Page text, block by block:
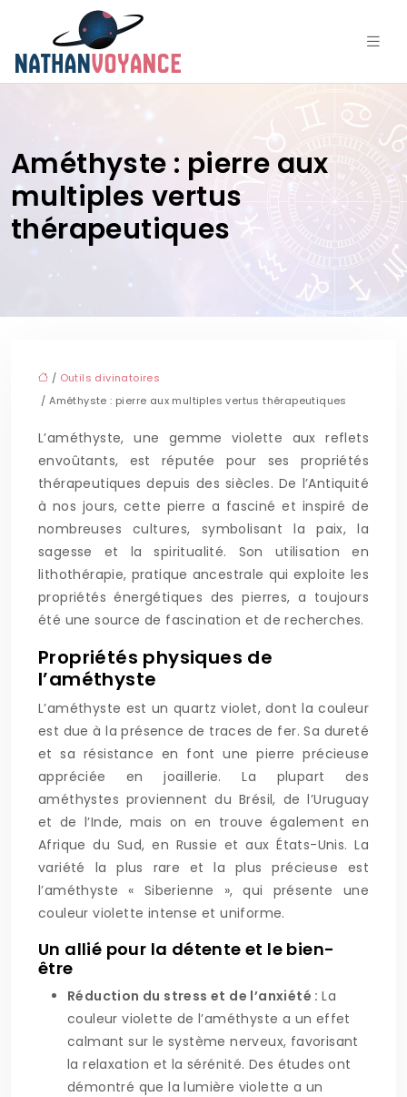
Améthyste : pierre aux
multiples vertus
thérapeutiques
/ Outils divinatoires
/ Améthyste : pierre aux multiples vertus thérapeutiques
L’améthyste, une gemme violette aux reflets
envoûtants, est réputée pour ses propriétés
thérapeutiques depuis des siècles. De l’Antiquité
à nos jours, cette pierre a fasciné et inspiré de
nombreuses cultures, symbolisant la paix, la
sagesse et la spiritualité. Son utilisation en
lithothérapie, pratique ancestrale qui exploite les
propriétés énergétiques des pierres, a toujours
été une source de fascination et de recherches.
Propriétés physiques de
l’améthyste
L’améthyste est un quartz violet, dont la couleur
est due à la présence de traces de fer. Sa dureté
et sa résistance en font une pierre précieuse
appréciée en joaillerie. La plupart des
améthystes proviennent du Brésil, de l’Uruguay
et de l’Inde, mais on en trouve également en
Afrique du Sud, en Russie et aux États-Unis. La
variété la plus rare et la plus précieuse est
l’améthyste « Siberienne », qui présente une
couleur violette intense et uniforme.
Un allié pour la détente et le bien-
être
Réduction du stress et de l’anxiété :La
couleur violette de l’améthyste a un effet
calmant sur le système nerveux, favorisant
la relaxation et la sérénité. Des études ont
démontré que la lumière violette a un